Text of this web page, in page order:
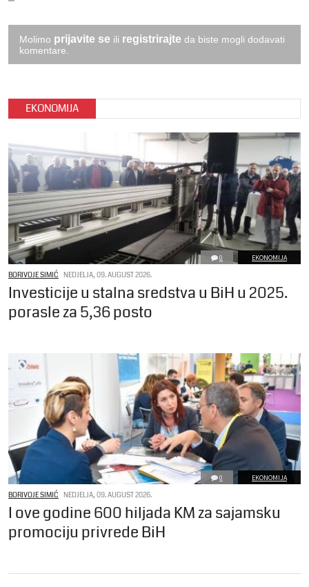
Molimo prijavite se ili registrirajte da biste mogli dodavati
komentare.
EKONOMIJA
0 EKONOMIJA
BORIVOJE SIMIĆ NEDJELJA, 09. AUGUST 2026.
Investicije u stalna sredstva u BiH u 2025.
porasle za 5,36 posto
0 EKONOMIJA
BORIVOJE SIMIĆ NEDJELJA, 09. AUGUST 2026.
I ove godine 600 hiljada KM za sajamsku
promociju privrede BiH